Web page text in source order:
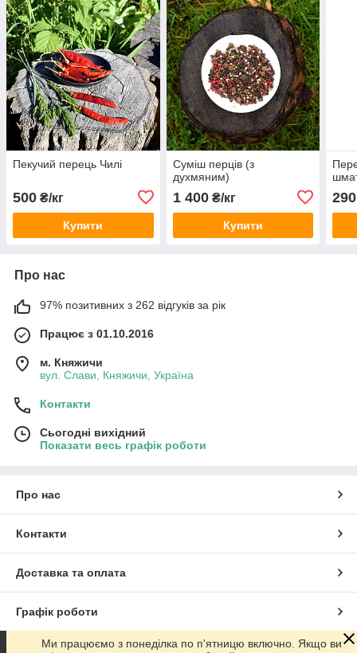
Пекучий перець Чилі
500 ₴/кг
Купити
Суміш перців (з
духмяним)
1 400₴/кг
Купити
290
Про нас
97% позитивних з 262 відгуків за рік
Працює з 01.10.2016
м. Княжичи
вул. Слави, Княжичи, Україна
Контакти
Сьогодні вихідний
Показати весь графік роботи
Про нас
Контакти
Доставка та оплата
Графік роботи
Повна версія сайту
Ми працюємо з понеділка по п'ятницю включно. Якщо ви